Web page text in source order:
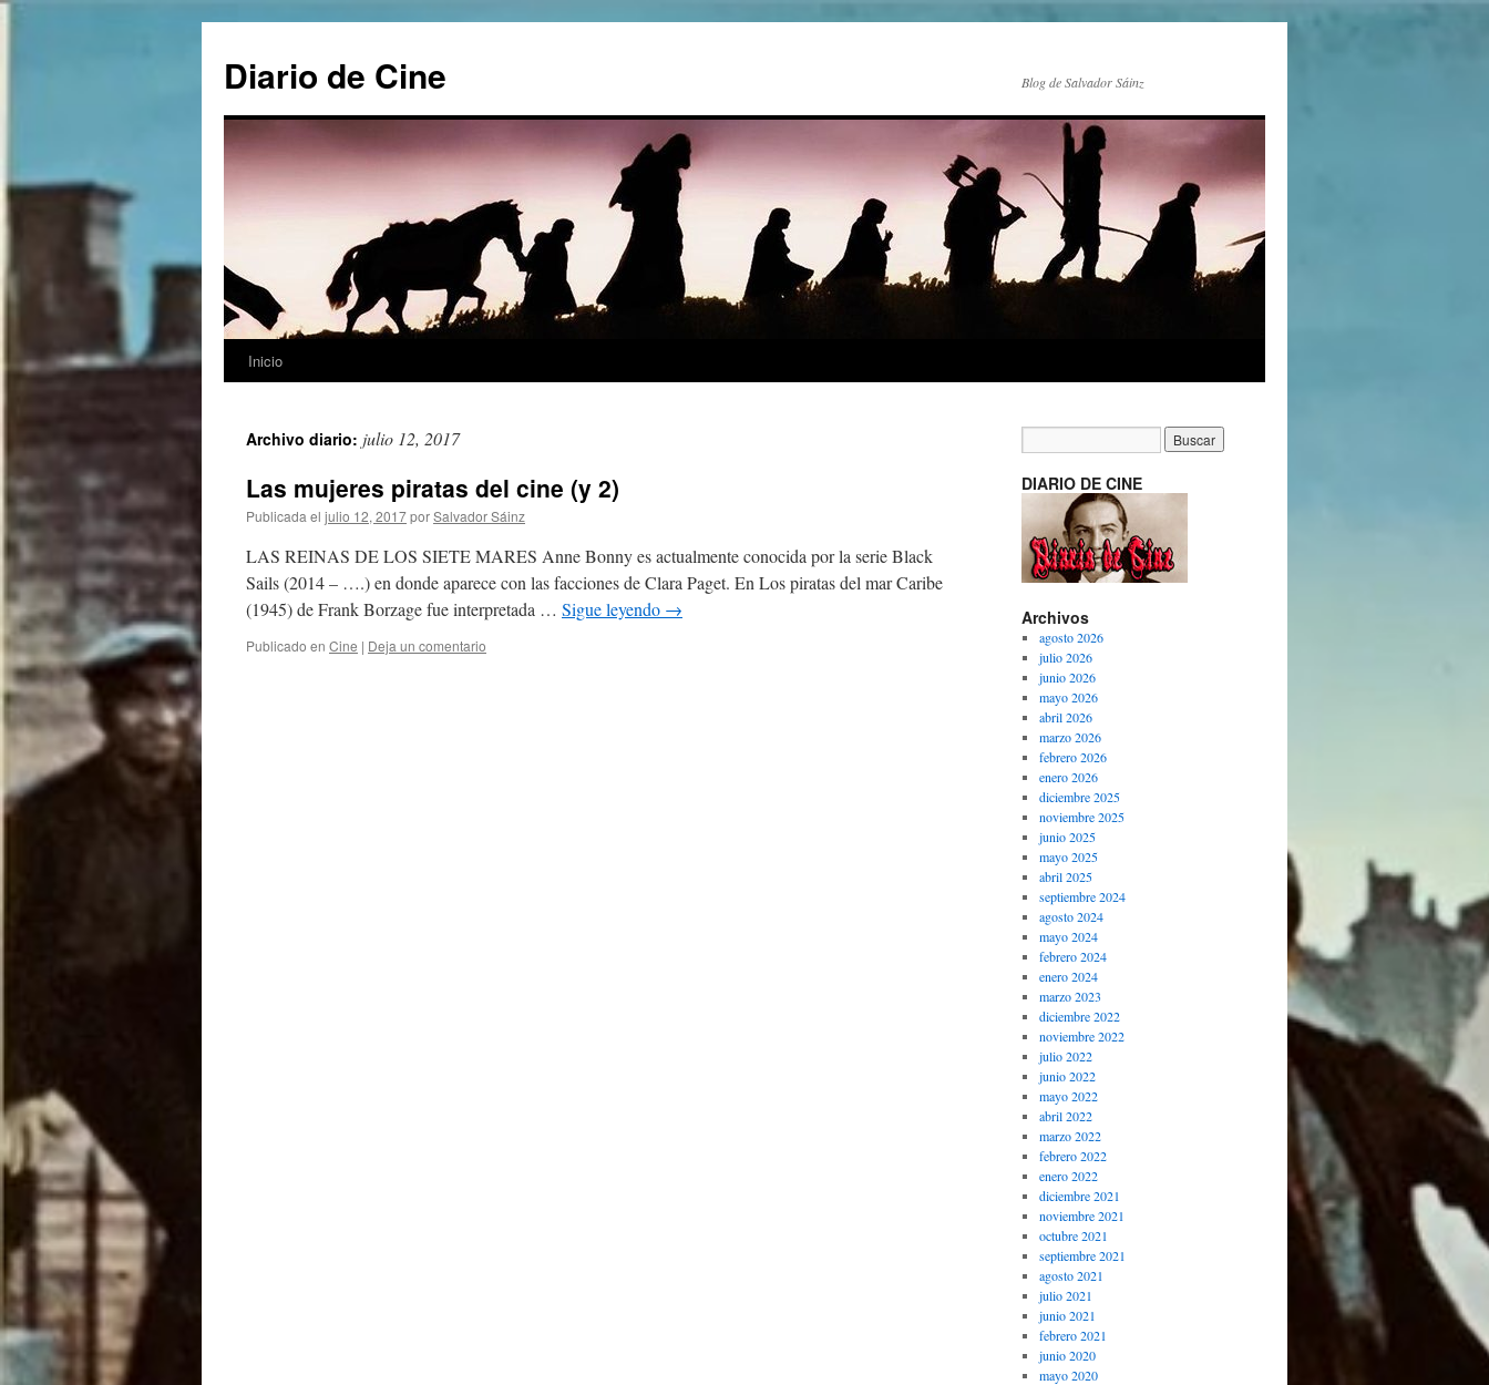
contenido
Diario de Cine Blog de Salvador Sáinz
Inicio
Archivo diario: julio 12, 2017
Las mujeres piratas del cine (y 2)
Publicada el julio 12, 2017porSalvador Sáinz
LAS REINAS DE LOS SIETE MARES Anne Bonny es actualmente conocida por la serie Black
Sails (2014 – ….) en donde aparece con las facciones de Clara Paget. En Los piratas del mar Caribe
(1945) de Frank Borzage fue interpretada … Sigue leyendo →
Publicado en Cine | Deja un comentario
DIARIO DE CINE
Archivos
agosto 2026
julio 2026
junio 2026
mayo 2026
abril 2026
marzo 2026
febrero 2026
enero 2026
diciembre 2025
noviembre 2025
junio 2025
mayo 2025
abril 2025
septiembre 2024
agosto 2024
mayo 2024
febrero 2024
enero 2024
marzo 2023
diciembre 2022
noviembre 2022
julio 2022
junio 2022
mayo 2022
abril 2022
marzo 2022
febrero 2022
enero 2022
diciembre 2021
noviembre 2021
octubre 2021
septiembre 2021
agosto 2021
julio 2021
junio 2021
febrero 2021
junio 2020
mayo 2020